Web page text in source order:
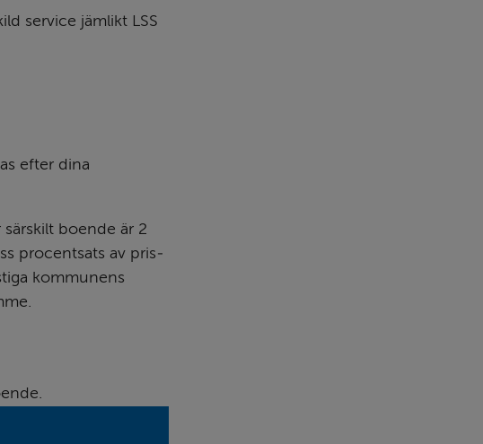
service jämlikt LSS
efter dina
boende är 2
procentsats av pris­
kommunens